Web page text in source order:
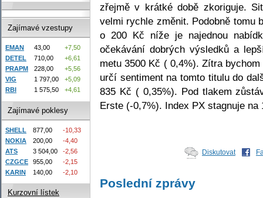
zřejmě v krátké době zkoriguje.
velmi rychle změnit. Podobně tomu
o 200 Kč níže je najednou
očekávání dobrých výsledků a
metu 3500 Kč ( 0,4%). Zítra
určí sentiment na tomto titulu do
835 Kč ( 0,35%). Pod tlakem
Erste (-0,7%). Index PX stagnuje na
Diskutovat
Poslední zprávy
Zajímavé vzestupy
EMAN 43,00
+7,50
DETEL
710,00
+6,61
PRAPM
228,00
+5,56
VIG
1 797,00
+5,09
RBI
1 575,50 +4,61
Zajímavé poklesy
SHELL 877,00
-10,33
NOKIA
200,00
-4,40
ATS
3 504,00
-2,56
CZGCE
955,00
-2,15
KARIN
140,00 -2,10
Kurzovní lístek